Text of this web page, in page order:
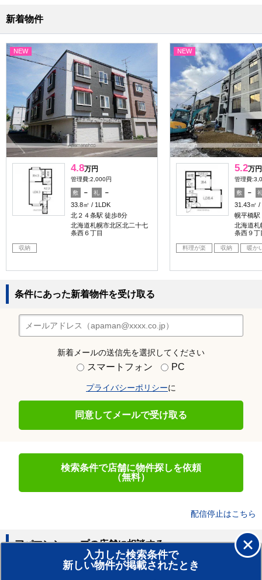
新着物件
NEW
4.8万円
管理費:2,000円
敷 － 礼
－
33.8㎡
1LDK
北２４条駅 徒歩8分
北海道札幌市北区北二十七
条西６丁目
収納
NEW
5.2万円
管理費
敷 －
31.43㎡
幌平橋駅
北海道札
条西９丁
料理が楽 収納 暖か
条件にあった新着物件を受け取る
新着メールの送信先を選択してください
スマートフォン PC
プライバシーポリシーに
同意してメールで受け取る
検索条件で店舗に物件探しを依頼
（無料）
配信停止はこちら
入力した検索条件で
新しい物件が掲載されたとき
アパマンショップの店舗に相談する
賃貸のプロがお部屋探し！